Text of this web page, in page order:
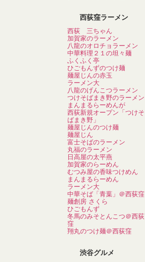
西荻窪ラーメン
西荻 三ちゃん
加賀家のラーメン
八龍のオロチョラーメン
中華料理２１の坦々麺
ふくふく亭
ひごもんずのつけ麺
麺屋じんの赤玉
ラーメン大
八龍のげんこつラーメン
つけそばまき野のラーメン
まんまるらーめんが
西荻新規オープン「つけそ
ばまき野」
麺屋じんのつけ麺
麺屋じん
富士そばのラーメン
丸福のラーメン
日高屋の太平燕
加賀家のらーめん
むつみ屋の香味つけめん
まんまるらーめん
ラーメン大
中華そば「青葉」＠西荻窪
麺創房 さくら
ひごもんず
冬馬のみそとんこつ＠西荻
窪
翔丸のつけ麺＠西荻窪
渋谷グルメ